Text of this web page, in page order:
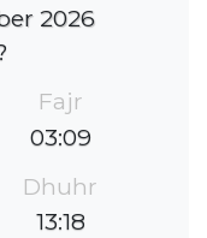
2026
Fajr
03:09
Dhuhr
13:18